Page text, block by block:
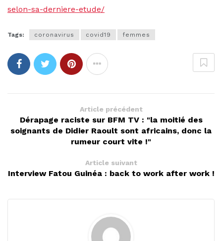
selon-sa-derniere-etude/
Tags: coronavirus covid19 femmes
Article précédent
Dérapage raciste sur BFM TV : "la moitié des
soignants de Didier Raoult sont africains, donc la
rumeur court vite !"
Article suivant
Interview Fatou Guinéa : back to work after work !